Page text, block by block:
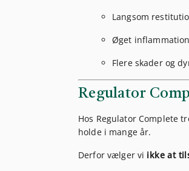
Langsom
Øget
Flere skader og
Regulator
Hos Regulator Complete
holde i mange år.
Derfor vælger vi ikke at